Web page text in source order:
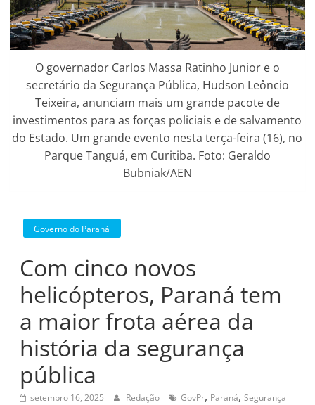
O governador Carlos Massa Ratinho Junior e o
secretário da Segurança Pública, Hudson Leôncio
Teixeira, anunciam mais um grande pacote de
investimentos para as forças policiais e de salvamento
do Estado. Um grande evento nesta terça-feira (16), no
Parque Tanguá, em Curitiba. Foto: Geraldo
Bubniak/AEN
Governo do Paraná
Com cinco novos
helicópteros, Paraná tem
a maior frota aérea da
história da segurança
pública
setembro 16, 2025 Redação GovPr, Paraná,Segurança